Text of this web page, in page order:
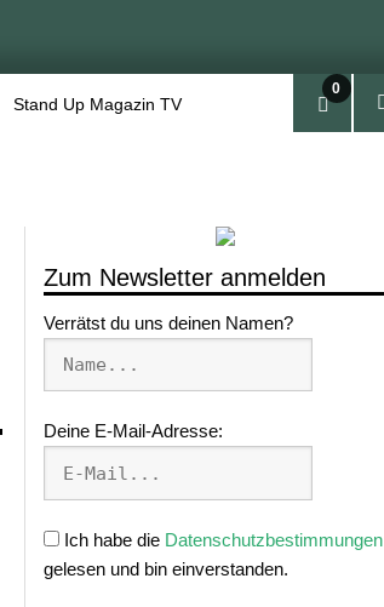
Stand Up Magazin TV
0
Zum Newsletter anmelden
Verrätst du uns deinen Namen?
Deine E-Mail-Adresse:
Ich habe die Datenschutzbestimmungen
gelesen und bin einverstanden.